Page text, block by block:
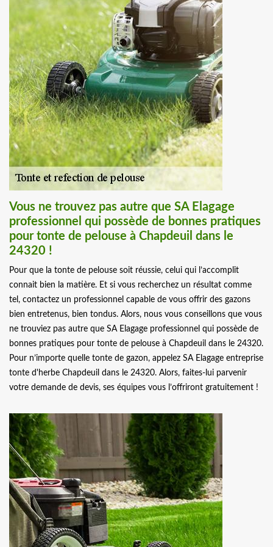
Vous ne trouvez pas autre que SA Elagage
professionnel qui possède de bonnes pratiques
pour tonte de pelouse à Chapdeuil dans le
24320 !
Pour que la tonte de pelouse soit réussie, celui qui l’accomplit
connait bien la matière. Et si vous recherchez un résultat comme
tel, contactez un professionnel capable de vous offrir des gazons
bien entretenus, bien tondus. Alors, nous vous conseillons que vous
ne trouviez pas autre que SA Elagage professionnel qui possède de
bonnes pratiques pour tonte de pelouse à Chapdeuil dans le 24320.
Pour n’importe quelle tonte de gazon, appelez SA Elagage entreprise
tonte d'herbe Chapdeuil dans le 24320. Alors, faites-lui parvenir
votre demande de devis, ses équipes vous l’offriront gratuitement !